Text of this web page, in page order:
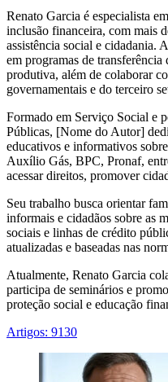
Renato Garcia é especialista
inclusão financeira, com mais
assistência social e cidadania.
em programas de
produtiva, além de colaborar
governamentais e do terceiro
Formado em Serviço Social e
Públicas, [Nome do Autor]
educativos e informativos
Auxílio Gás, BPC, Pronaf,
acessar direitos, promover
Seu trabalho busca orientar
informais e cidadãos sobre as
sociais e linhas de crédito
atualizadas e baseadas nas
Atualmente, Renato Garcia
participa de seminários e
proteção social e educação
Artigos: 9130